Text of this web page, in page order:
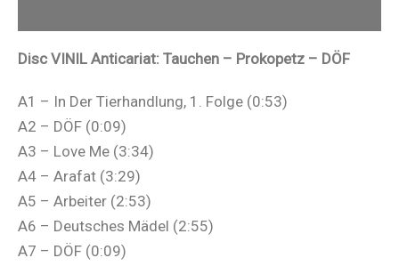
Disc VINIL Anticariat: Tauchen – Prokopetz – DÖF
A1 – In Der Tierhandlung, 1. Folge (0:53)
A2 – DÖF (0:09)
A3 – Love Me (3:34)
A4 – Arafat (3:29)
A5 – Arbeiter (2:53)
A6 – Deutsches Mädel (2:55)
A7 – DÖF (0:09)